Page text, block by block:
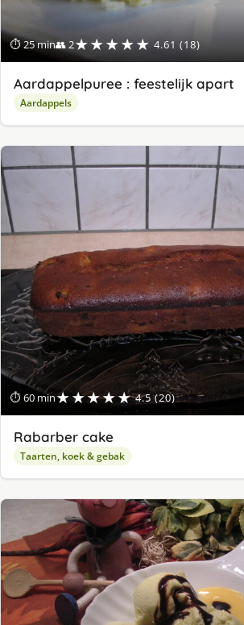
⏱ 25 min👥 2★★★★★ 4.61 (18)
Aardappelpuree : feestelijk apart
Aardappels
⏱ 60 min★★★★★ 4.5 (20)
Rabarber cake
Taarten, koek & gebak